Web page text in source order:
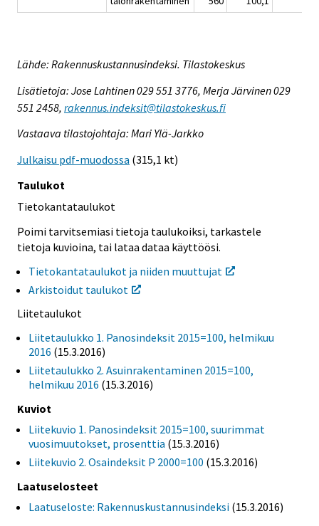
Lähde: Rakennuskustannusindeksi. Tilastokeskus
Lisätietoja: Jose Lahtinen 029 551 3776, Merja Järvinen 029
551 2458, rakennus.indeksit@tilastokeskus.fi
Vastaava tilastojohtaja: Mari Ylä-Jarkko
Julkaisu pdf-muodossa (315,1 kt)
Taulukot
Tietokantataulukot
Poimi tarvitsemiasi tietoja taulukoiksi, tarkastele
tietoja kuvioina, tai lataa dataa käyttöösi.
Tietokantataulukot ja niiden muuttujat
Arkistoidut taulukot
Liitetaulukot
Liitetaulukko 1. Panosindeksit 2015=100, helmikuu
2016 (15.3.2016)
Liitetaulukko 2. Asuinrakentaminen 2015=100,
helmikuu 2016 (15.3.2016)
Kuviot
Liitekuvio 1. Panosindeksit 2015=100, suurimmat
vuosimuutokset, prosenttia (15.3.2016)
Liitekuvio 2. Osaindeksit P 2000=100 (15.3.2016)
Laatuselosteet
Laatuseloste: Rakennuskustannusindeksi (15.3.2016)